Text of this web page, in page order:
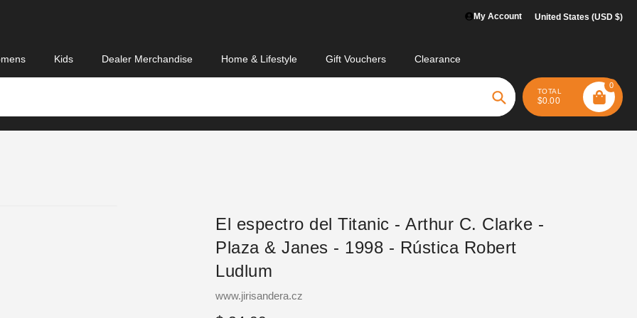
My Account United States (USD $)
Kids Dealer Merchandise Home & Lifestyle Gift Vouchers Clearance
Search
TOTAL
$0.00
0
El espectro del Titanic - Arthur C. Clarke -
Plaza & Janes - 1998 - Rústica Robert
Ludlum
Vendor
www.jirisandera.cz